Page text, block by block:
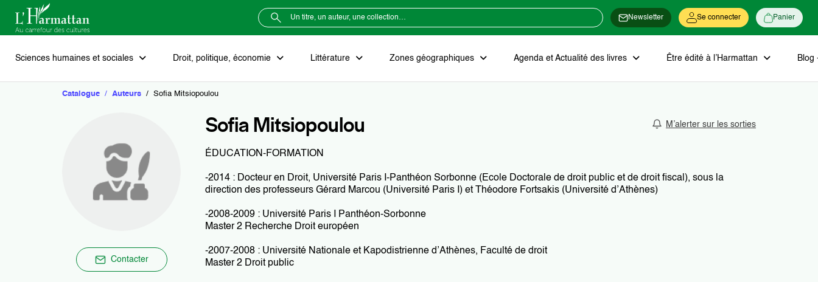
Newsletter Se connecter Panier
Sciences humaines et sociales Droit, politique, économie
Sciences politiques et géopolitique
Littérature
Littérature de fiction
Zones géographiques
Russie et états fédérés
Agenda et Actualité des livres Être édité à l’Harmattan
Soumettre un manuscrit
Blog
Catalogue Auteurs Sofia Mitsiopoulou
M’alerter sur les sorties
Contacter
Sofia Mitsiopoulou
ÉDUCATION-FORMATION
-2014 : Docteur en Droit, Université Paris I-Panthéon Sorbonne (Ecole Doctorale de droit public et de droit fiscal), sous la
direction des professeurs Gérard Marcou (Université Paris I) et Théodore Fortsakis (Université d’Athènes)
-2008-2009 : Université Paris I Panthéon-Sorbonne
Master 2 Recherche Droit européen
-2007-2008 : Université Nationale et Kapodistrienne d’Athènes, Faculté de droit
Master 2 Droit public